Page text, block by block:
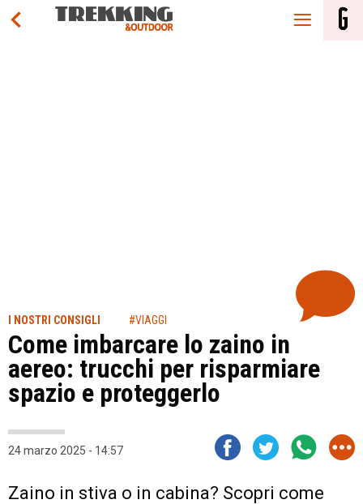
I NOSTRI CONSIGLI #VIAGGI
Come imbarcare lo zaino in
aereo: trucchi per risparmiare
spazio e proteggerlo
24 marzo 2025 - 14:57
Zaino in stiva o in cabina? Scopri come